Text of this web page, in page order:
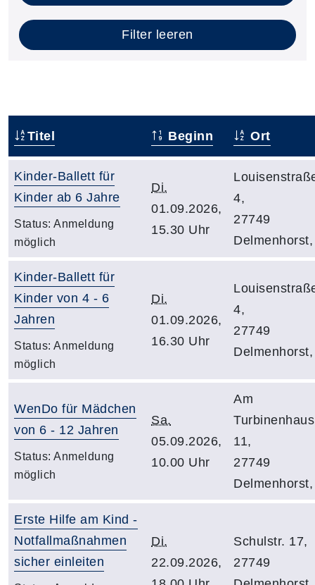
Filter leeren
Titel Beginn Ort
Kinder-Ballett für
Kinder ab 6 Jahre
Status: Anmeldung
möglich
Di.
01.09.2026,
15.30 Uhr
4,
27749
Delmenhorst,
Kinder-Ballett für
Kinder von 4 - 6
Jahren
Status: Anmeldung
möglich
Di.
01.09.2026,
16.30 Uhr
4,
27749
Delmenhorst,
WenDo für Mädchen
von 6 - 12 Jahren
Status: Anmeldung
möglich
Sa.
05.09.2026,
10.00 Uhr
Am
Turbinenhaus
11,
27749
Delmenhorst,
Erste Hilfe am Kind -
Notfallmaßnahmen
sicher einleiten
Di.
22.09.2026,
Schulstr. 17,
27749